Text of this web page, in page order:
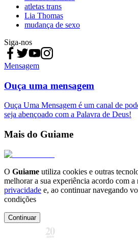
atletas trans
Lia Thomas
mudança de sexo
Siga-nos
Mensagem
Ouça uma mensagem
Ouça Uma Mensagem é um canal de
seja abençoado com a Palavra de Deus!
Mais do Guiame
O Guiame utiliza cookies e outras
melhorar a sua experiência acordo com a
privacidade e, ao continuar navegando
condições
Continuar